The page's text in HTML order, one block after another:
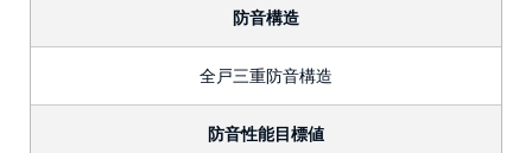
防音構造
全戸三重防音構造
防音性能目標値